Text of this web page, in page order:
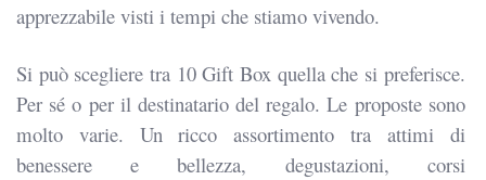
apprezzabile visti i tempi che stiamo vivendo.
Si può scegliere tra 10 Gift Box quella che si preferisce.
Per sé o per il destinatario del regalo. Le proposte sono
molto varie. Un ricco assortimento tra attimi di
benessere e bellezza, degustazioni, corsi